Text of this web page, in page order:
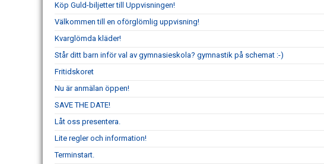
Köp Guld-biljetter till Uppvisningen!
Välkommen till en oförglömlig uppvisning!
Kvarglömda kläder!
Står ditt barn inför val av gymnasieskola? gymnastik på schemat :-)
Fritidskoret
Nu är anmälan öppen!
SAVE THE DATE!
Låt oss presentera.
Lite regler och information!
Terminstart.